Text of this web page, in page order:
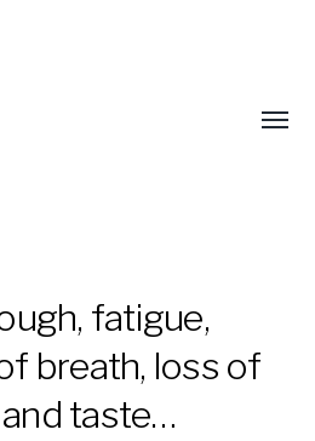
fatigue,
breath, loss of
taste…